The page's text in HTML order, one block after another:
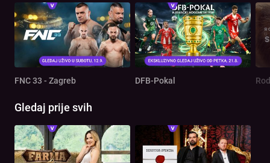
FNC 33 - Zagreb DFB-Pokal
Gledaj prije svih